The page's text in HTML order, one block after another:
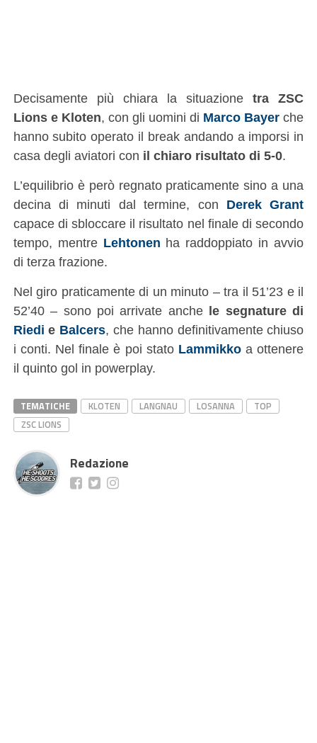
Decisamente più chiara la situazionetra ZSC
Lions e Kloten, con gli uomini di Marco Bayer che
hanno subito operato il break andando a imporsi in
casa degli aviatori con il chiaro risultato di 5-0.
L’equilibrio è però regnato praticamente sino a una
decina di minuti dal termine, con Derek Grant
capace di sbloccare il risultato nel finale di secondo
tempo, mentre Lehtonen ha raddoppiato in avvio
di terza frazione.
Nel giro praticamente di un minuto – tra il 51’23 e il
52’40 – sono poi arrivate anche le segnature di
Riedi e Balcers, che hanno definitivamente chiuso
i conti. Nel finale è poi stato Lammikkoa ottenere
il quinto gol in powerplay.
TEMATICHE KLOTEN LANGNAU LOSANNA
TOP
ZSC LIONS
Redazione